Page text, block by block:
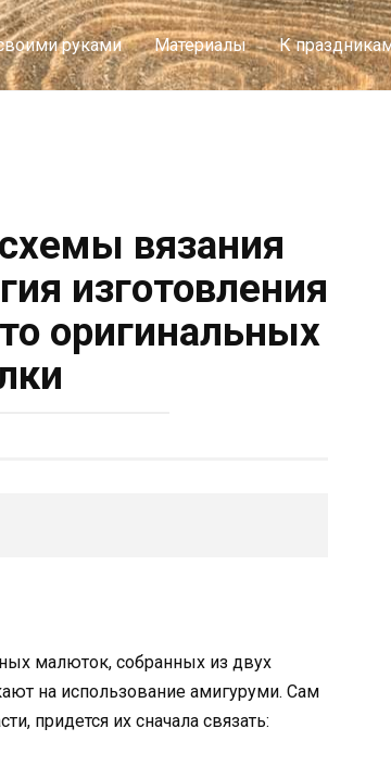
руками Материалы К
вязания
изготовления
оригинальных
малюток, собранных из двух
на использование амигуруми. Сам
придется их сначала связать:
Поделиться